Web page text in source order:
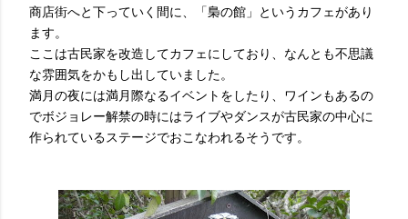
商店街へと下っていく間に、「梟の館」というカフェがあり
ます。
ここは古民家を改造してカフェにしており、なんとも不思議
な雰囲気をかもし出していました。
満月の夜には満月際なるイベントをしたり、ワインもあるの
でボジョレー解禁の時にはライブやダンスが古民家の中心に
作られているステージでおこなわれるそうです。